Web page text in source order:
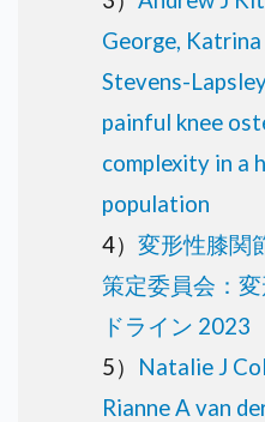
George,
Stevens-
painful knee
complexity in a
population
4） 変形性膝関
策定委員会：
ドライン 2023
5） Natalie J
Rianne A van